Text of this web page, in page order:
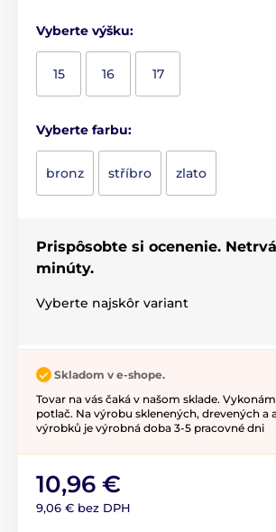
Vyberte výšku:
15 16 17
Vyberte farbu:
bronz stříbro zlato
Prispôsobte si ocenenie.
minúty.
Vyberte najskôr variant
Skladom v e-shope.
Tovar na vás čaká v našom sklade.
potlač. Na výrobu sklenených, drevených a
výrobků je výrobná doba 3-5 pracovné dni
10,96 €
9,06 € bez DPH